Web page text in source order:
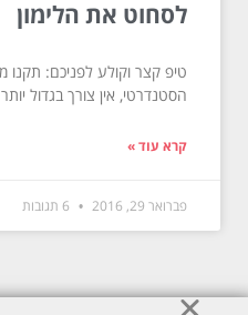
לסחוט את הלימון
טיפ קצר וקולע לפניכם: תקנו
הסטנדרטי, אין צורך בגדול
קרא עוד »
פברואר 29, 2016